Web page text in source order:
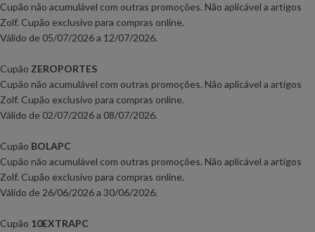
Cupão não acumulável com outras promoções. Não aplicável a artigos
Zolf. Cupão exclusivo para compras online.
Válido de 05/07/2026 a 12/07/2026.
Cupão ZEROPORTES
Cupão não acumulável com outras promoções. Não aplicável a artigos
Zolf. Cupão exclusivo para compras online.
Válido de 02/07/2026 a 08/07/2026.
Cupão BOLAPC
Cupão não acumulável com outras promoções. Não aplicável a artigos
Zolf. Cupão exclusivo para compras online.
Válido de 26/06/2026 a 30/06/2026.
Cupão 10EXTRAPC